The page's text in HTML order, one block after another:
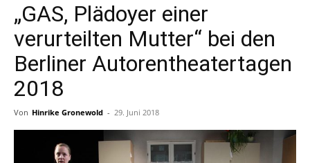
„GAS, Plädoyer einer
verurteilten Mutter“ bei den
Berliner Autorentheatertagen
2018
Von Hinrike Gronewold - 29. Juni 2018